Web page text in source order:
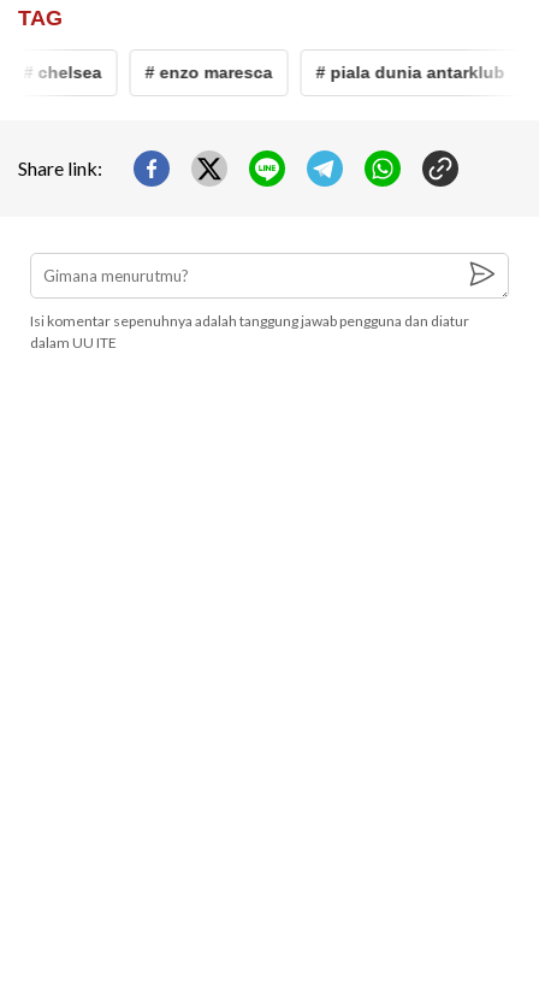
TAG
# chelsea # enzo maresca # piala dunia antarklub
Share link:
Isi komentar sepenuhnya adalah tanggung jawab pengguna dan diatur
dalam UU ITE